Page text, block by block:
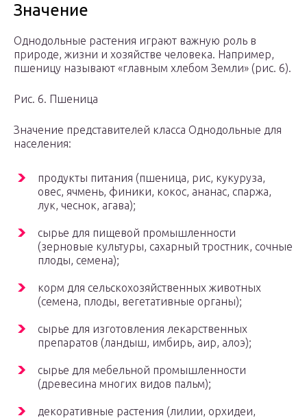
Значение
Однодольные растения играют важную роль в
природе, жизни и хозяйстве человека. Например,
пшеницу называют «главным хлебом Земли» (рис. 6).
Рис. 6. Пшеница
Значение представителей класса Однодольные для
населения:
продукты питания (пшеница, рис, кукуруза,
овес, ячмень, финики, кокос, ананас, спаржа,
лук, чеснок, агава);
сырье для пищевой промышленности
(зерновые культуры, сахарный тростник, сочные
плоды, семена);
корм для сельскохозяйственных животных
(семена, плоды, вегетативные органы);
сырье для изготовления лекарственных
препаратов (ландыш, имбирь, аир, алоэ);
сырье для мебельной промышленности
(древесина многих видов пальм);
декоративные растения (лилии, орхидеи,